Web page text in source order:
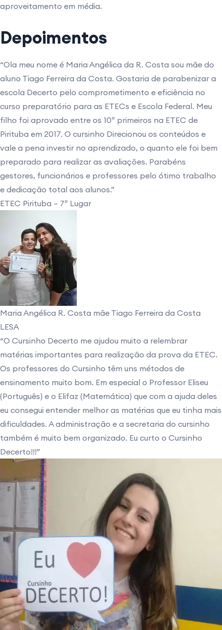
aproveitamento em média.
Depoimentos
“Ola meu nome é Maria Angélica da R. Costa sou mãe do
aluno Tiago Ferreira da Costa. Gostaria de parabenizar a
escola Decerto pelo comprometimento e eficiência no
curso preparatório para as ETECs e Escola Federal. Meu
filho foi aprovado entre os 10º primeiros na ETEC de
Pirituba em 2017. O cursinho Direcionou os conteúdos e
vale a pena investir no aprendizado, o quanto ele foi bem
preparado para realizar as avaliações. Parabéns
gestores, funcionários e professores pelo ótimo trabalho
e dedicação total aos alunos.”
ETEC Pirituba – 7º Lugar
Maria Angélica R. Costa mãe Tiago Ferreira da Costa
LESA
“O Cursinho Decerto me ajudou muito a relembrar
matérias importantes para realização da prova da ETEC.
Os professores do Cursinho têm uns métodos de
ensinamento muito bom. Em especial o Professor Eliseu
(Português) e o Elifaz (Matemática) que com a ajuda deles
eu consegui entender melhor as matérias que eu tinha mais
dificuldades. A administração e a secretaria do cursinho
também é muito bem organizado. Eu curto o Cursinho
Decerto!!!”